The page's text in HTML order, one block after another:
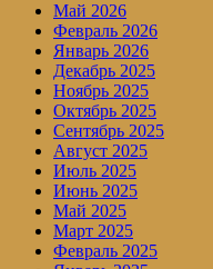
Май 2026
Февраль 2026
Январь 2026
Декабрь 2025
Ноябрь 2025
Октябрь 2025
Сентябрь 2025
Август 2025
Июль 2025
Июнь 2025
Май 2025
Март 2025
Февраль 2025